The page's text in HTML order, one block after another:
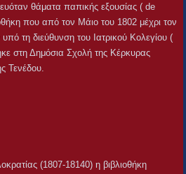
θάματα παπικής εξουσίας ( de
που από τον Μάιο του 1802 μέχρι τον
τη διεύθυνση του Ιατρικού Κολεγίου (
στη Δημόσια Σχολή της Κέρκυρας
Τενέδου.
(1807-18140) η βιβλιοθήκη